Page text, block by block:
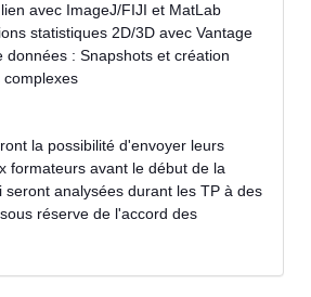
avec ImageJ/FIJI et MatLab
statistiques 2D/3D avec Vantage
données : Snapshots et création
la possibilité d'envoyer leurs
formateurs avant le début de la
seront analysées durant les TP à des
réserve de l'accord des